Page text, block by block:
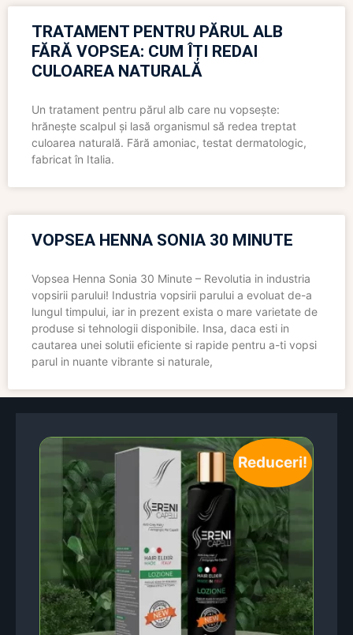
TRATAMENT PENTRU PĂRUL ALB
FĂRĂ VOPSEA: CUM ÎȚI REDAI
CULOAREA NATURALĂ
Un tratament pentru părul alb care nu vopsește:
hrănește scalpul și lasă organismul să redea treptat
culoarea naturală. Fără amoniac, testat dermatologic,
fabricat în Italia.
VOPSEA HENNA SONIA 30 MINUTE
Vopsea Henna Sonia 30 Minute – Revolutia in industria
vopsirii parului! Industria vopsirii parului a evoluat de-a
lungul timpului, iar in prezent exista o mare varietate de
produse si tehnologii disponibile. Insa, daca esti in
cautarea unei solutii eficiente si rapide pentru a-ti vopsi
parul in nuante vibrante si naturale,
Reduceri!